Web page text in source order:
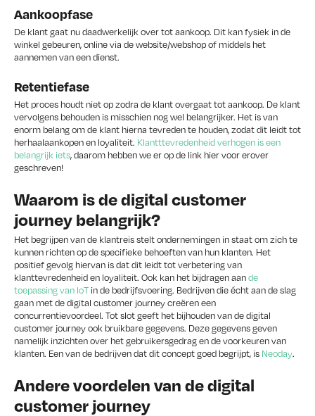
Aankoopfase
De klant gaat nu daadwerkelijk over tot aankoop. Dit kan fysiek in de
winkel gebeuren, online via de website/webshop of middels het
aannemen van een dienst.
Retentiefase
Het proces houdt niet op zodra de klant overgaat tot aankoop. De klant
vervolgens behouden is misschien nog wel belangrijker. Het is van
enorm belang om de klant hierna tevreden te houden, zodat dit leidt tot
herhaalaankopen en loyaliteit. Klantttevredenheid verhogen is een
belangrijk iets, daarom hebben we er op de link hier voor erover
geschreven!
Waarom is de digital customer
journey belangrijk?
Het begrijpen van de klantreis stelt ondernemingen in staat om zich te
kunnen richten op de specifieke behoeften van hun klanten. Het
positief gevolg hiervan is dat dit leidt tot verbetering van
klanttevredenheid en loyaliteit. Ook kan het bijdragen aande
toepassing van IoT in de bedrijfsvoering. Bedrijven die écht aan de slag
gaan met de digital customer journey creëren een
concurrentievoordeel. Tot slot geeft het bijhouden van de digital
customer journey ook bruikbare gegevens. Deze gegevens geven
namelijk inzichten over het gebruikersgedrag en de voorkeuren van
klanten. Een van de bedrijven dat dit concept goed begrijpt, is Neoday.
Andere voordelen van de digital
customer journey